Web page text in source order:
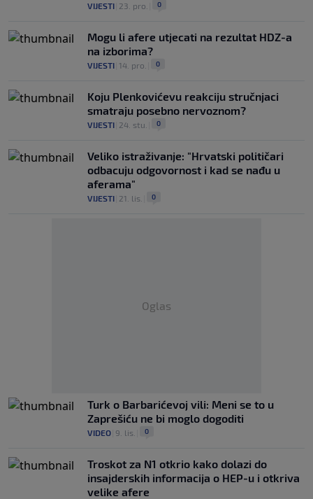
VIJESTI 23. pro. 0
Mogu li afere utjecati na rezultat HDZ-a
na izborima?
VIJESTI 14. pro. 0
Koju Plenkovićevu reakciju stručnjaci
smatraju posebno nervoznom?
VIJESTI 24. stu. 0
Veliko istraživanje: "Hrvatski političari
odbacuju odgovornost i kad se nađu u
aferama"
VIJESTI 21. lis. 0
Oglas
Turk o Barbarićevoj vili: Meni se to u
Zaprešiću ne bi moglo dogoditi
VIDEO 9. lis. 0
Troskot za N1 otkrio kako dolazi do
insajderskih informacija o HEP-u i otkriva
velike afere